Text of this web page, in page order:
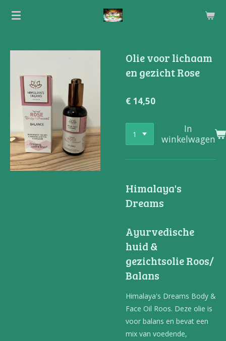
Ga
Olie voor lichaam
en gezicht Rose
€ 14,50
In
winkelwagen
Himalaya's
Dreams
Ayurvedische
huid &
gezichtsolie Roos/
Balans
Himalaya's Dreams Body &
Face Oil Roos. Deze olie is
voor balans en bevat een
mix van voedende,